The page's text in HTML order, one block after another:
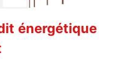
énergétique